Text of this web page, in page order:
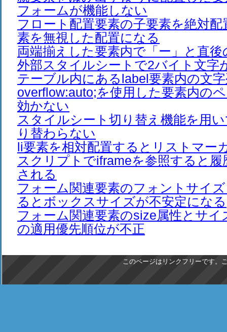
フォームが機能しない
フロート配置要素の子要素を絶対
素を無視した配置になる
両端揃えした要素内で「ー」と直
外部スタイルシートで2バイト文字
テーブル内にあるlabel要素内の文
overflow:auto;を使用した要素内の
効かない
スタイルシート切り替え機能を用
り替わらない
li要素を相対配置するとリストマー
スクリプトでiframeを参照すると履
される
フォーム関連要素のフォントサイ
るとボックスサイズが不安定になる
フォーム関連要素のsize属性とサイ
の適用優先順位が不正
このページはリンクフリーです。